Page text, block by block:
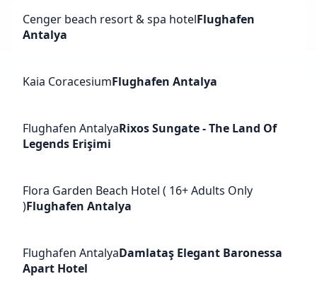
Cenger beach resort & spa hotelFlughafen
Antalya
Kaia CoracesiumFlughafen Antalya
Flughafen AntalyaRixos Sungate - The Land Of
Legends Erişimi
Flora Garden Beach Hotel ( 16+ Adults Only
)Flughafen Antalya
Flughafen AntalyaDamlataş Elegant Baronessa
Apart Hotel